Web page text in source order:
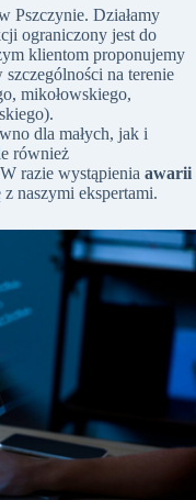
Pszczynie. Działamy
ograniczony jest do
klientom proponujemy
szczególności na terenie
mikołowskiego,
dla małych, jak i
również
razie wystąpienia awarii
naszymi ekspertami.